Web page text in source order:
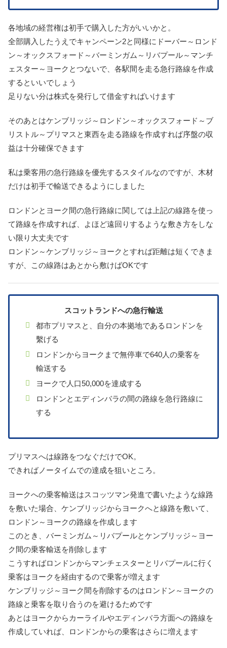
各地域の経営権は初手で購入した方がいいかと。
全部購入したうえでキャンペーン2と同様にドーバー～ロンド
ン～オックスフォード～バーミンガム～リバプール～マンチ
ェスター～ヨークとつないで、各駅間を走る急行路線を作成
するといいでしょう
足りない分は株式を発行して借金すればいけます
そのあとはケンブリッジ～ロンドン～オックスフォード～ブ
リストル～プリマスと東西を走る路線を作成すれば序盤の収
益は十分確保できます
私は乗客用の急行路線を優先するスタイルなのですが、木材
だけは初手で輸送できるようにしました
ロンドンとヨーク間の急行路線に関しては上記の線路を使っ
て路線を作成すれば、よほど遠回りするような敷き方をしな
い限り大丈夫です
ロンドン～ケンブリッジ～ヨークとすれば距離は短くできま
すが、この線路はあとから敷けばOKです
スコットランドへの急行輸送
都市プリマスと、自分の本拠地であるロンドンを
繫げる
ロンドンからヨークまで無停車で640人の乗客を
輸送する
ヨークで人口50,000を達成する
ロンドンとエディンバラの間の路線を急行路線に
する
プリマスへは線路をつなぐだけでOK。
できればノータイムでの達成を狙いところ。
ヨークへの乗客輸送はスコッツマン発進で書いたような線路
を敷いた場合、ケンブリッジからヨークへと線路を敷いて、
ロンドン～ヨークの路線を作成します
このとき、バーミンガム～リバプールとケンブリッジ～ヨー
ク間の乗客輸送を削除します
こうすればロンドンからマンチェスターとリバプールに行く
乗客はヨークを経由するので乗客が増えます
ケンブリッジ～ヨーク間を削除するのはロンドン～ヨークの
路線と乗客を取り合うのを避けるためです
あとはヨークからカーライルやエディンバラ方面への路線を
作成していれば、ロンドンからの乗客はさらに増えます